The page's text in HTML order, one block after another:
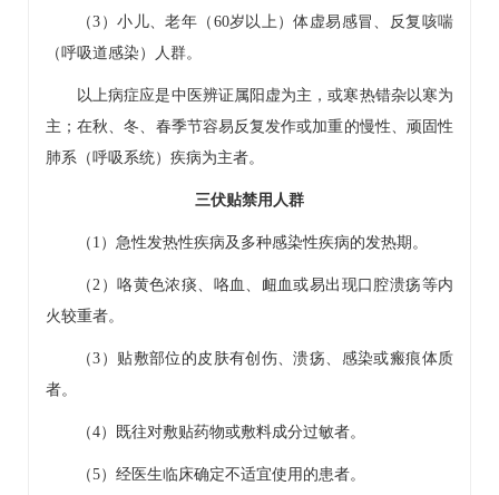
（3）小儿、老年（60岁以上）体虚易感冒、反复咳喘
（呼吸道感染）人群。
以上病症应是中医辨证属阳虚为主，或寒热错杂以寒为
主；在秋、冬、春季节容易反复发作或加重的慢性、顽固性
肺系（呼吸系统）疾病为主者。
三伏贴禁用人群
（1）急性发热性疾病及多种感染性疾病的发热期。
（2）咯黄色浓痰、咯血、衄血或易出现口腔溃疡等内
火较重者。
（3）贴敷部位的皮肤有创伤、溃疡、感染或瘢痕体质
者。
（4）既往对敷贴药物或敷料成分过敏者。
（5）经医生临床确定不适宜使用的患者。